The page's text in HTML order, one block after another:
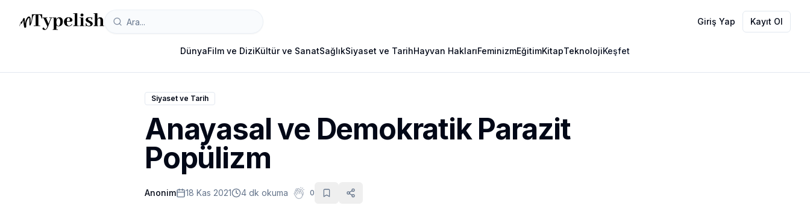
Giriş Yap Kayıt Ol
DünyaFilm ve DiziKültür ve SanatSağlıkSiyaset ve TarihHayvan HaklarıFeminizmEğitimKitapTeknolojiKeşfet
Siyaset ve Tarih
Anayasal ve Demokratik Parazit
Popülizm
Anonim 18 Kas 2021 4 dk okuma 0